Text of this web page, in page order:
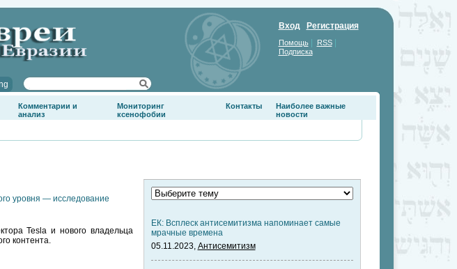
Вход Регистрация
Помощь| RSS|
Подписка
Комментарии и
анализ
Мониторинг
ксенофобии
Контакты
Наиболее важные
новости
уровня — исследование
Tesla и нового владельца
контента.
ЕК: Всплеск антисемитизма напоминает самые
мрачные времена
05.11.2023, Антисемитизм